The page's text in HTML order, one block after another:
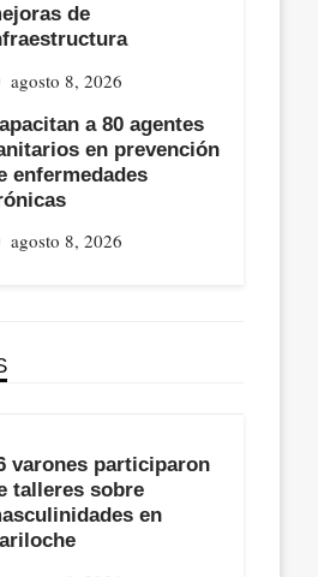
de
agosto 8, 2026
a 80 agentes
en prevención
enfermedades
agosto 8, 2026
varones participaron
talleres sobre
en